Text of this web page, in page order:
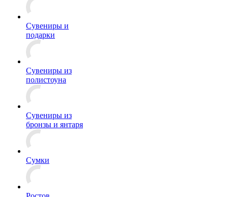
Сувениры и
подарки
Сувениры из
полистоуна
Сувениры из
бронзы и янтаря
Сумки